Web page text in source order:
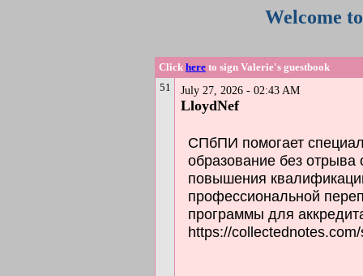
Welcome
Click here to sign Valerie's guestbook
51
July 27, 2026 - 02:43 AM
LloydNef
СПбПИ помогает
образование без
повышения
профессиональной
программы для
https://